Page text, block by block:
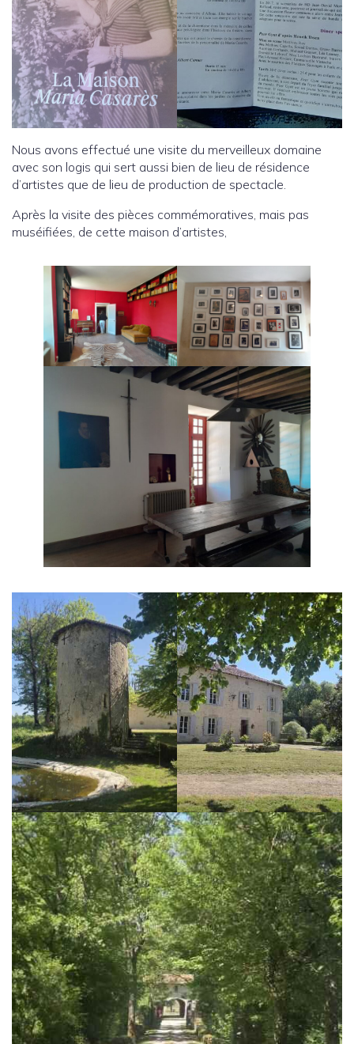
Nous avons effectué une visite du merveilleux domaine
avec son logis qui sert aussi bien de lieu de résidence
d’artistes que de lieu de production de spectacle.
Après la visite des pièces commémoratives, mais pas
muséifiées, de cette maison d’artistes,